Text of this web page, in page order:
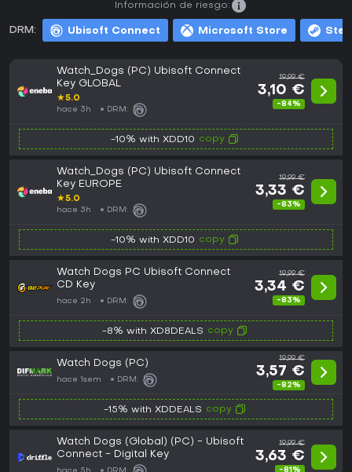
DRM: Ubisoft Connect Microsoft Store
Información de riesgo:
Watch_Dogs (PC) Ubisoft Connect
Key GLOBAL
★5.0
hace 3h DRM:
19,99 €
3,10 €
-84%
-10% with XDD10 copy
Watch_Dogs (PC) Ubisoft Connect
Key EUROPE
★5.0
hace 3h DRM:
19,99 €
3,33 €
-83%
-10% with XDD10 copy
Watch Dogs PC Ubisoft Connect
CD Key
hace 2h DRM:
19,99 €
3,34 €
-83%
-8% with XD8DEALS copy
Watch Dogs (PC)
hace 1sem DRM:
19,99 €
3,57 €
-82%
-15% with XDDEALS copy
Watch Dogs (Global) (PC) - Ubisoft
Connect - Digital Key
19,99 €
3,63 €
-81%